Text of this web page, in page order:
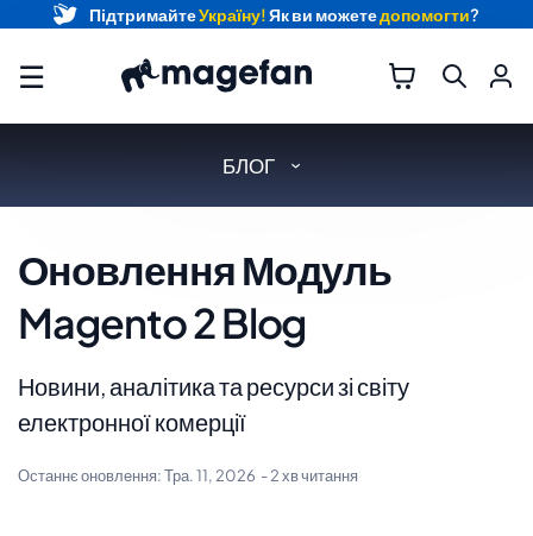
☰
БЛОГ
Оновлення Модуль
Magento 2 Blog
Новини, аналітика та ресурси зі світу
електронної комерції
Останнє оновлення:Тра. 11, 2026 - 2 хв читання
ПідтримайтеУкраїну!Як ви можетедопомогти?